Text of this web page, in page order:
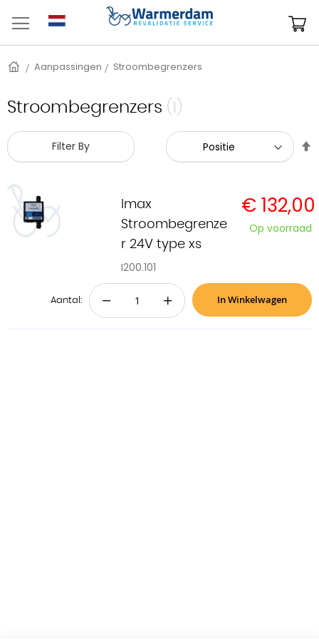
naar
inhoud
HomeAanpassingen Stroombegrenzers
Stroombegrenzers (1)
Filter By
Imax
Stroombegrenze
r 24V type xs
I200.101
€ 132,00
Op voorraad
Aantal: − + In Winkelwagen